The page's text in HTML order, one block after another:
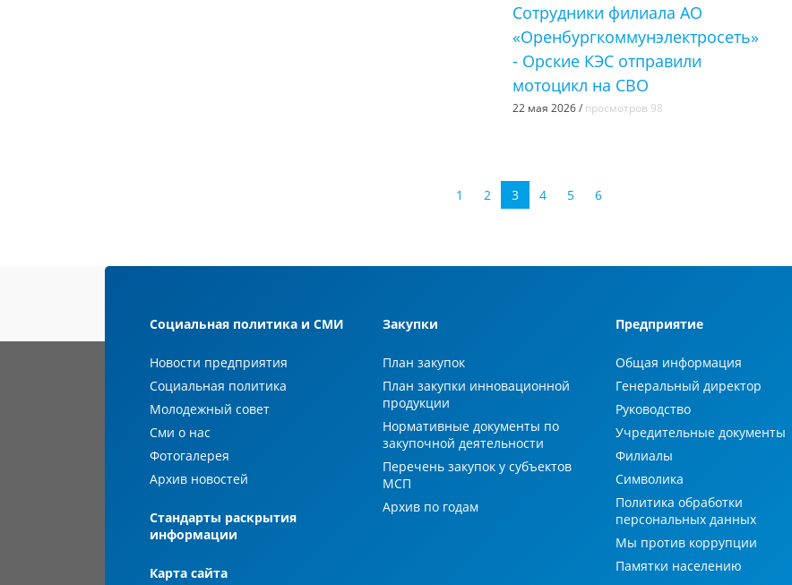
Сотрудники филиала АО
«Оренбургкоммунэлектросеть»
- Орские КЭС отправили
мотоцикл на СВО
22 мая 2026 / просмотров 98
1 2 3 4 5 6
Социальная политика и СМИ
Новости предприятия
Социальная политика
Молодежный совет
Сми о нас
Фотогалерея
Архив новостей
Стандарты раскрытия
информации
Карта сайта
Закупки
План закупок
План закупки инновационной
продукции
Нормативные документы по
закупочной деятельности
Перечень закупок у субъектов
МСП
Архив по годам
Предприятие
Общая информация
Генеральный директор
Руководство
Учредительные документы
Филиалы
Символика
Политика обработки
персональных данных
Мы против коррупции
Памятки населению